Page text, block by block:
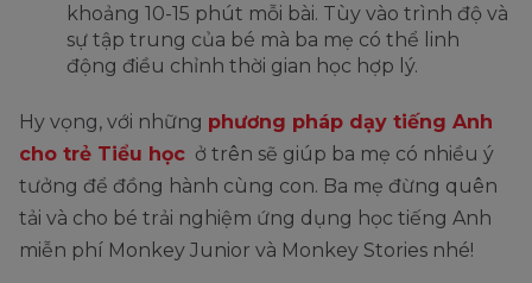
khoảng 10-15 phút mỗi bài. Tùy vào trình độ và
sự tập trung của bé mà ba mẹ có thể linh
động điều chỉnh thời gian học hợp lý.
Hy vọng, với những phương pháp dạy tiếng Anh
cho trẻ Tiểu học ở trên sẽ giúp ba mẹ có nhiều ý
tưởng để đồng hành cùng con. Ba mẹ đừng quên
tải và cho bé trải nghiệm ứng dụng học tiếng Anh
miễn phí Monkey Junior và Monkey Stories nhé!